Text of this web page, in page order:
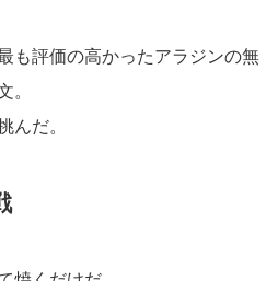
も評価の高かったアラジンの無
。
んだ。